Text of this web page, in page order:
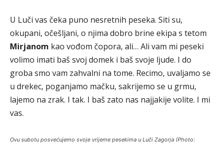
U Luči vas čeka puno nesretnih peseka. Siti su,
okupani, očešljani, o njima dobro brine ekipa s tetom
Mirjanom kao vođom čopora, ali… Ali vam mi peseki
volimo imati baš svoj domek i baš svoje ljude. I do
groba smo vam zahvalni na tome. Recimo, uvaljamo se
u drekec, poganjamo mačku, sakrijemo se u grmu,
lajemo na zrak. I tak. I baš zato nas najjakije volite. I mi
vas.
Ovu subotu posvećujemo svoje vrijeme pesekima u Luči Zagorja (Photo: